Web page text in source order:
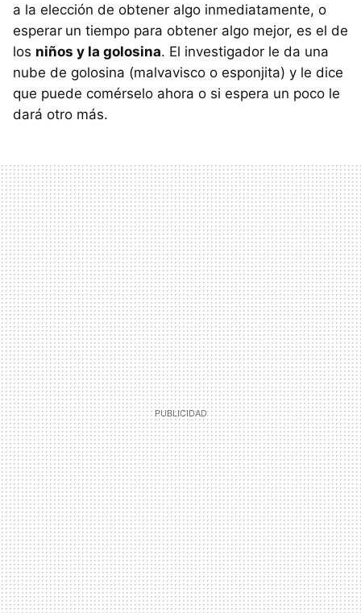
a la elección de obtener algo inmediatamente, o
esperar un tiempo para obtener algo mejor, es el de
los niños y la golosina. El investigador le da una
nube de golosina (malvavisco o esponjita) y le dice
que puede comérselo ahora o si espera un poco le
dará otro más.